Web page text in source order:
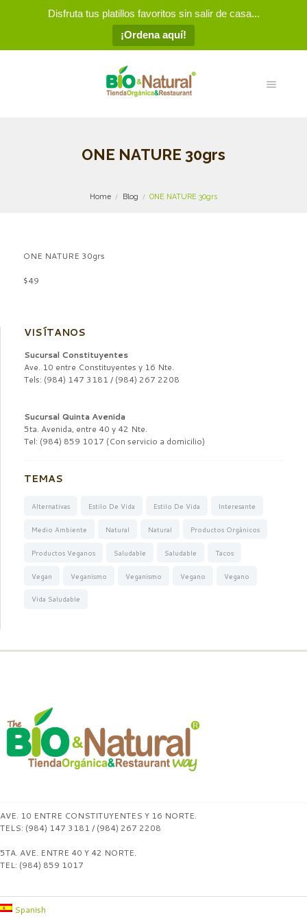
Disfruta tus platillos favoritos sin salir de casa...
¡Ordena aquí!
ONE NATURE 30grs
Home Blog ONE NATURE 30grs
ONE NATURE 30grs
$49
VISÍTANOS
Sucursal Constituyentes
Ave. 10 entre Constituyentes y 16 Nte.
Tels: (984) 147 3181 / (984) 267 2208
Sucursal Quinta Avenida
5ta. Avenida, entre 40 y 42 Nte.
Tel: (984) 859 1017 (Con servicio a domicilio)
TEMAS
Alternativas Estilo De Vida Estilo De Vida Interesante
Medio Ambiente Natural Natural Productos Orgánicos
Productos Veganos Saludable Saludable Tacos
Vegan Veganismo Veganismo Vegano Vegano
Vida Saludable
AVE. 10 ENTRE CONSTITUYENTES Y 16 NORTE.
TELS: (984) 147 3181 / (984) 267 2208
5TA. AVE. ENTRE 40 Y 42 NORTE.
TEL: (984) 859 1017
Spanish